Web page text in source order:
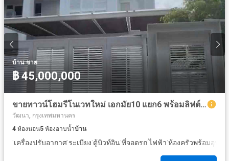
บ้าน·ขาย
฿ 45,000,000
ขายทาวน์โฮมรีโนเวทใหม่ เอกมัย10 แยก6 พร้อมลิฟต์ส่วนตัว ขนาด 52ตารางวา 4ชั้น 4นอน 5น้ำ ตกแต่งด้วยวัสดุคุณภาพดี ราคาจับต้องได้
วัฒนา, กรุงเทพมหานคร
4 ห้องนอน5 ห้องอาบน้ำบ้าน
·เครื่องปรับอากาศ·ระเบียง·ตู้บิวท์อิน·ที่จอดรถ·ไฟฟ้า·ห้องครัวพร้อมอุปก